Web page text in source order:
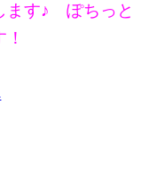
ます♪ ぽちっと